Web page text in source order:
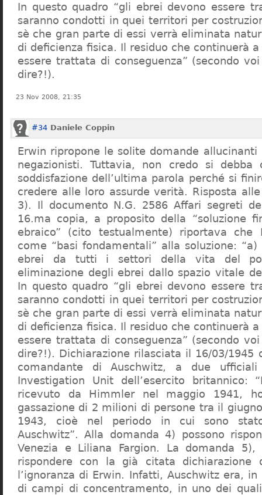
In questo quadro “gli ebrei devono essere
saranno condotti in quei territori per
sè che gran parte di essi verrà eliminata
di deficienza fisica. Il residuo che continuerà
essere trattata di conseguenza” (secondo
dire?!).
23 Nov 2008, 21:35
#34 Daniele Coppin
Erwin ripropone le solite domande
negazionisti. Tuttavia, non credo si debba
soddisfazione dell’ultima parola perché si
credere alle loro assurde verità. Risposta
3). Il documento N.G. 2586 Affari segreti
16.ma copia, a proposito della “soluzione
ebraico” (cito testualmente) riportava che
come “basi fondamentali” alla soluzione:
ebrei da tutti i settori della vita del
eliminazione degli ebrei dallo spazio vitale
In questo quadro “gli ebrei devono essere
saranno condotti in quei territori per
sè che gran parte di essi verrà eliminata
di deficienza fisica. Il residuo che continuerà
essere trattata di conseguenza” (secondo
dire?!). Dichiarazione rilasciata il 16/03/1945
comandante di Auschwitz, a due
Investigation Unit dell’esercito britannico:
ricevuto da Himmler nel maggio 1941,
gassazione di 2 milioni di persone tra il
1943, cioè nel periodo in cui sono
Auschwitz”. Alla domanda 4) possono
Venezia e Liliana Fargion. La domanda
rispondere con la già citata dichiarazione
l’ignoranza di Erwin. Infatti, Auschwitz era,
di campi di concentramento, in uno dei